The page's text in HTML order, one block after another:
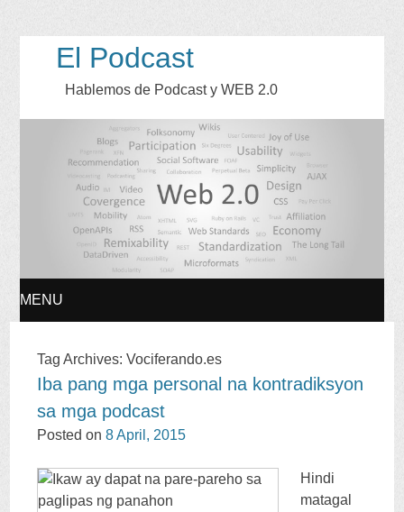
El Podcast
Hablemos de Podcast y WEB 2.0
MENU
TO
CONTENT
Tag Archives:Vociferando.es
Iba pang mga personal na kontradiksyon
sa mga podcast
Posted on 8April , 2015
Hindi
matagal